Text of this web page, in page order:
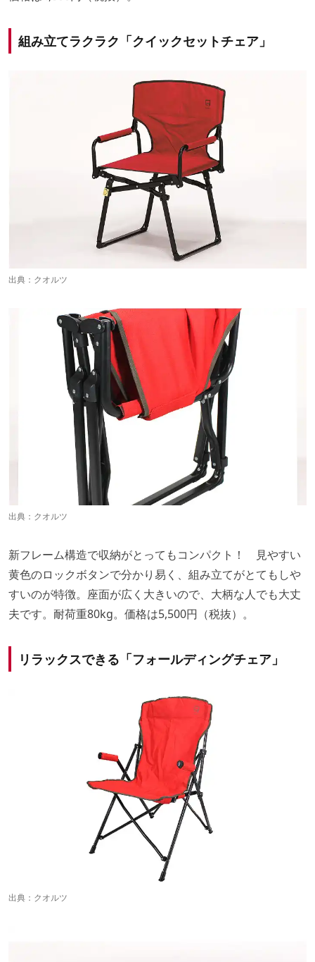
組み立てラクラク「クイックセットチェア」
出典： クオルツ
出典： クオルツ
新フレーム構造で収納がとってもコンパクト！ 見やすい
黄色のロックボタンで分かり易く、組み立てがとてもしや
すいのが特徴。座面が広く大きいので、大柄な人でも大丈
夫です。耐荷重80kg。価格は5,500円（税抜）。
リラックスできる「フォールディングチェア」
出典： クオルツ